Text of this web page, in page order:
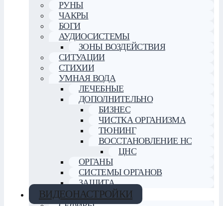
РУНЫ
ЧАКРЫ
БОГИ
АУДИОСИСТЕМЫ
ЗОНЫ ВОЗДЕЙСТВИЯ
СИТУАЦИИ
СТИХИИ
УМНАЯ ВОДА
ЛЕЧЕБНЫЕ
ДОПОЛНИТЕЛЬНО
БИЗНЕС
ЧИСТКА ОРГАНИЗМА
ТЮНИНГ
ВОССТАНОВЛЕНИЕ НС
ЦНС
ОРГАНЫ
СИСТЕМЫ ОРГАНОВ
ЗАЩИТА
ВИДЕОНАСТРОЙКИ